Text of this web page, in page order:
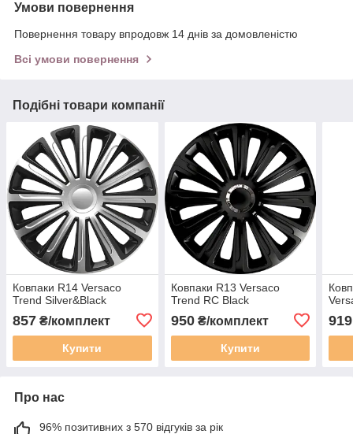
Умови повернення
Повернення товару впродовж 14 днів за домовленістю
Всі умови повернення
Подібні товари компанії
Ковпаки R14 Versaco
Trend Silver&Black
857 ₴/комплект
Купити
Ковпаки R13 Versaco
Trend RC Black
950₴/комплект
Купити
919
Про нас
96% позитивних з 570 відгуків за рік